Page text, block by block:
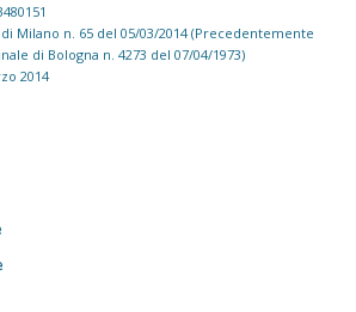
Milano n. 65 del 05/03/2014 (Precedentemente
di Bologna n. 4273 del 07/04/1973)
2014